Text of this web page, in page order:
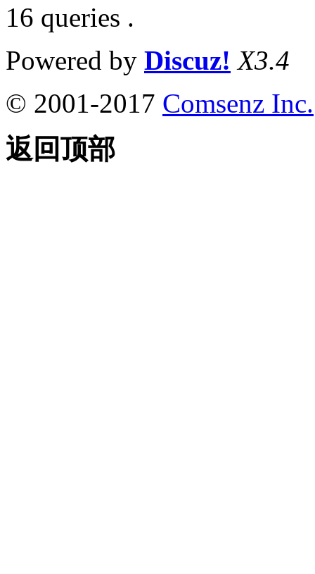
16 queries .
Powered by Discuz! X3.4
© 2001-2017 Comsenz Inc.
返回顶部